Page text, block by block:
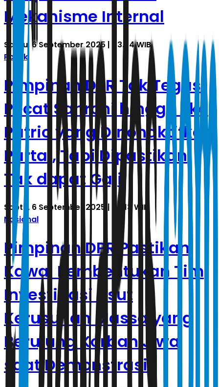
Mekanisme Internal
Sabtu, 6 September 2025 | 03.54 WIB
Politik
Pimpinan DPR Tak Tegas
Pecat Sahroni hingga Eko
Patrio yang Dinonaktifkan
Partai, Tapi Dipastikan
Tak dapat Gaji
Sabtu, 6 September 2025 | 03.13 WIB
Nasional
Pimpinan DPR Pastikan
Kawal Pembentukan Tim
Investigasi Usut
Kerusuhan Massa yang
Berujung Korban Jiwa
saat Demonstrasi